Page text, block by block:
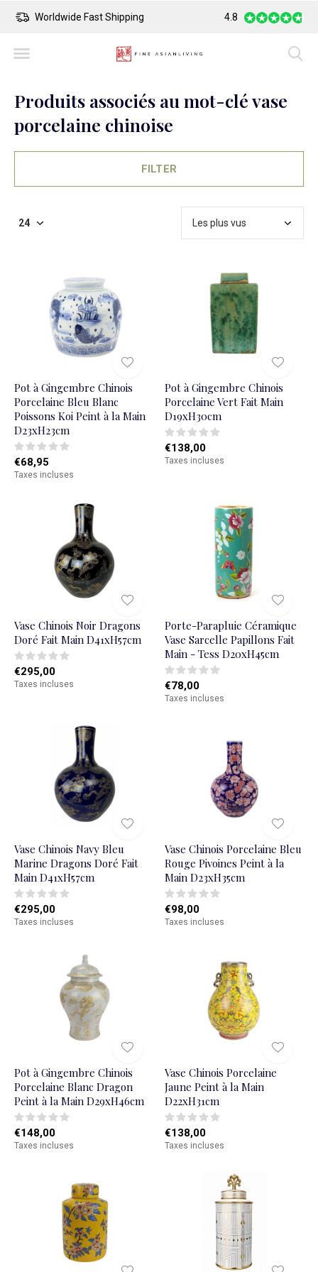
Worldwide Fast Shipping Safe Payment
4.8
Produits associés au mot-clé vase
porcelaine chinoise
FILTER
Pot à Gingembre Chinois
Porcelaine Bleu Blanc
Poissons Koi Peint à la Main
D23xH23cm
€68,95
Taxes incluses
Pot à Gingembre Chinois
Porcelaine Vert Fait Main
D19xH30cm
€138,00
Taxes incluses
Vase Chinois Noir Dragons
Doré Fait Main D41xH57cm
€295,00
Taxes incluses
Porte-Parapluie Céramique
Vase Sarcelle Papillons Fait
Main - Tess D20xH45cm
€78,00
Taxes incluses
Vase Chinois Navy Bleu
Marine Dragons Doré Fait
Main D41xH57cm
€295,00
Taxes incluses
Vase Chinois Porcelaine Bleu
Rouge Pivoines Peint à la
Main D23xH35cm
€98,00
Taxes incluses
Pot à Gingembre Chinois
Porcelaine Blanc Dragon
Peint à la Main D29xH46cm
€148,00
Taxes incluses
Vase Chinois Porcelaine
Jaune Peint à la Main
D22xH31cm
€138,00
Taxes incluses